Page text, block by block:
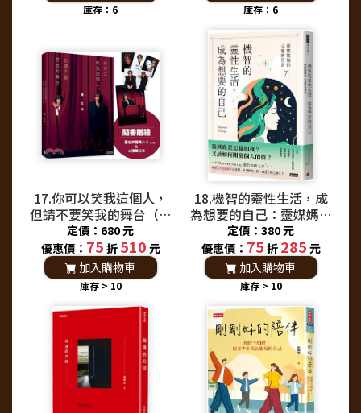
庫存：6 庫存：6
17.你可以笑我這個人，
但請不要笑我的舞台（隨
書贈禮：羅志祥寫真小卡
5張&心情筆記本乙本）
定價：680 元
優惠價： 75 折 510 元
加入購物車
庫存 > 10
18.機智的靈性生活，成
為想要的自己：靈媒媽媽
的心靈解答書7
定價：380 元
優惠價： 75 折 285 元
加入購物車
庫存 > 10